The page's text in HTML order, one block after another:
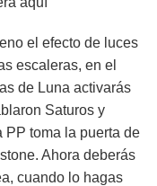
el efecto de luces
escaleras, en el
de Luna activarás
Saturos y
toma la puerta de
Ahora deberás
cuando lo hagas